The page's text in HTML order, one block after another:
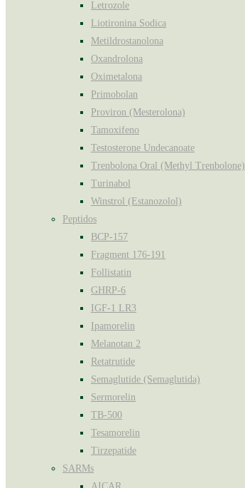
Letrozole
Liotironina Sodica
Metildrostanolona
Oxandrolona
Oximetalona
Primobolan
Proviron (Mesterolona)
Tamoxifeno
Testosterone Undecanoate
Trenbolona Oral (Methyl Trenbolone)
Turinabol
Winstrol (Estanozolol)
Peptidos
BCP-157
Fragment 176-191
Follistatin
GHRP-6
IGF-1 LR3
Ipamorelin
Melanotan 2
Retatrutide
Semaglutide (Semaglutida)
Sermorelin
TB-500
Tesamorelin
Tirzepatide
SARMs